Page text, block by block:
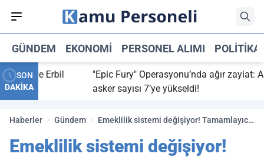
GÜNDEM EKONOMI PERSONEL ALIMI POLITIKA
SON
DAKİKA
ve Erbil
"Epic Fury" Operasyonu’nda ağır zayiat:
asker sayısı 7’ye yükseldi!
Haberler Gündem
Emeklilik sistemi değişiyor! Tamamlayıcı
Emeklilik sistemi değişiyor!